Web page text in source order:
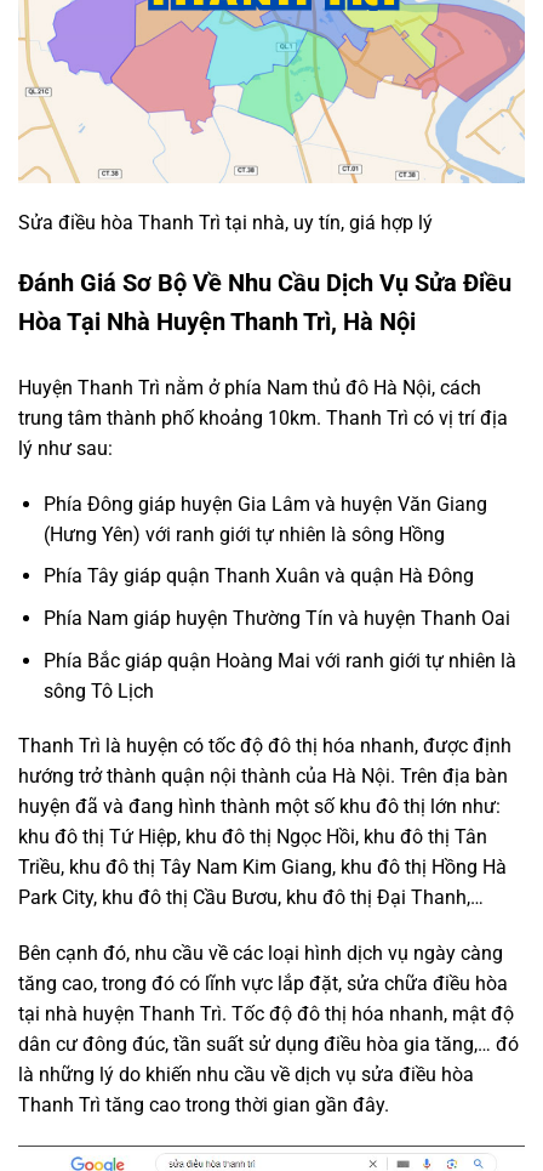
Sửa điều hòa Thanh Trì tại nhà, uy tín, giá hợp lý
Đánh Giá Sơ Bộ Về Nhu Cầu Dịch Vụ Sửa Điều
Hòa Tại Nhà Huyện Thanh Trì, Hà Nội
Huyện Thanh Trì nằm ở phía Nam thủ đô Hà Nội, cách
trung tâm thành phố khoảng 10km. Thanh Trì có vị trí địa
lý như sau:
Phía Đông giáp huyện Gia Lâm và huyện Văn Giang
(Hưng Yên) với ranh giới tự nhiên là sông Hồng
Phía Tây giáp quận Thanh Xuân và quận Hà Đông
Phía Nam giáp huyện Thường Tín và huyện Thanh Oai
Phía Bắc giáp quận Hoàng Mai với ranh giới tự nhiên là
sông Tô Lịch
Thanh Trì là huyện có tốc độ đô thị hóa nhanh, được định
hướng trở thành quận nội thành của Hà Nội. Trên địa bàn
huyện đã và đang hình thành một số khu đô thị lớn như:
khu đô thị Tứ Hiệp, khu đô thị Ngọc Hồi, khu đô thị Tân
Triều, khu đô thị Tây Nam Kim Giang, khu đô thị Hồng Hà
Park City, khu đô thị Cầu Bươu, khu đô thị Đại Thanh,…
Bên cạnh đó, nhu cầu về các loại hình dịch vụ ngày càng
tăng cao, trong đó có lĩnh vực lắp đặt, sửa chữa điều hòa
tại nhà huyện Thanh Trì. Tốc độ đô thị hóa nhanh, mật độ
dân cư đông đúc, tần suất sử dụng điều hòa gia tăng,… đó
là những lý do khiến nhu cầu về dịch vụ sửa điều hòa
Thanh Trì tăng cao trong thời gian gần đây.